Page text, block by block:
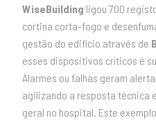
WiseBuilding ligou 700
cortina corta-fogo e
gestão do edifício através de
esses dispositivos críticos é
Alarmes ou falhas geram
agilizando a resposta técnica
geral no hospital. Este